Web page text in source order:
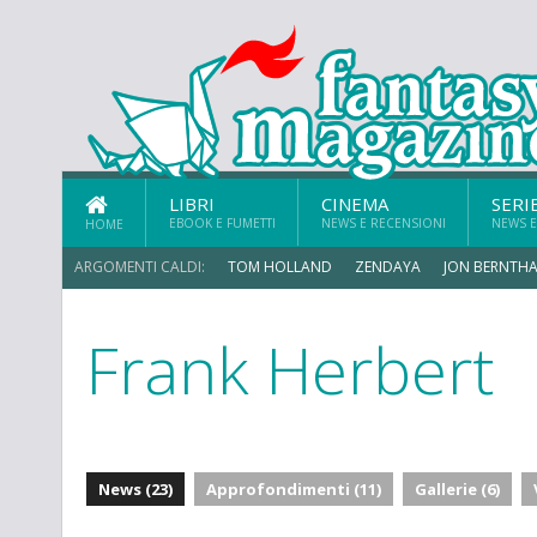
HOME
LIBRI
EBOOK E FUMETTI
CINEMA
NEWS E RECENSIONI NEWS
ARGOMENTI CALDI: TOM HOLLAND ZENDAYA JON
Frank Herbert
News (23) Approfondimenti (11) Gallerie (6)